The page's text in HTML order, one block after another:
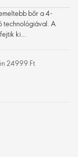
bőr a 4-
technológiával. A
ki
csökkentik az
megemeltnek
már 2 hét alatt.
24999 Ft